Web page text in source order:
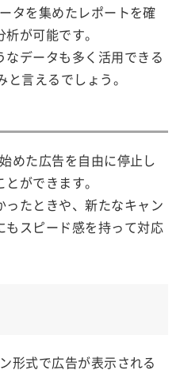
タを集めたレポートを確
が可能です。
データも多く活用できる
言えるでしょう。
めた広告を自由に停止し
ができます。
たときや、新たなキャン
スピード感を持って対応
形式で広告が表示される